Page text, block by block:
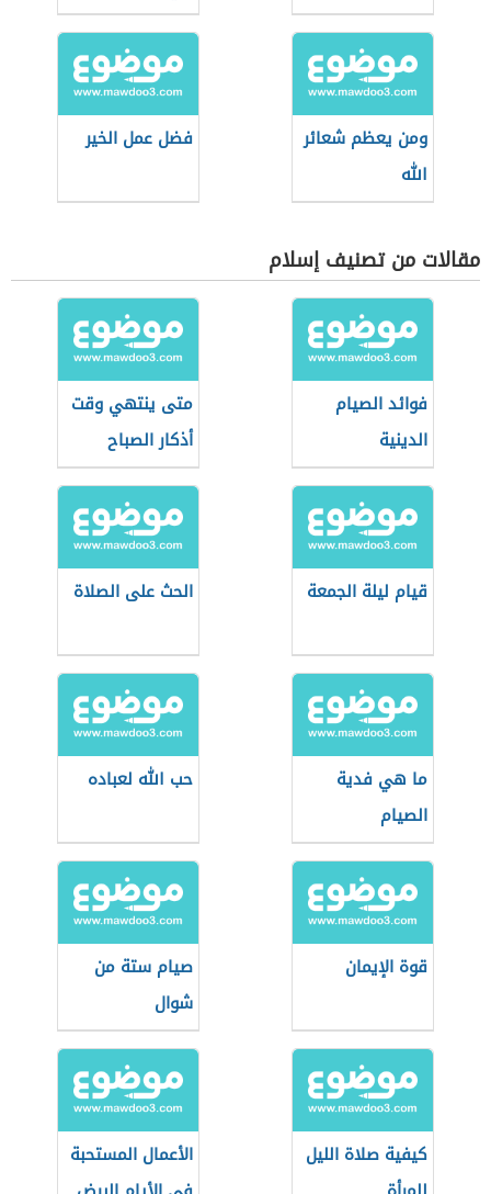
ومن يعظم شعائر
الله
فضل عمل الخير
مقالات من تصنيف إسلام
فوائد الصيام
الدينية
متى ينتهي وقت
أذكار الصباح
قيام ليلة الجمعة الحث على الصلاة
ما هي فدية
الصيام
حب الله لعباده
قوة الإيمان
صيام ستة من
شوال
كيفية صلاة الليل
الأعمال المستحبة